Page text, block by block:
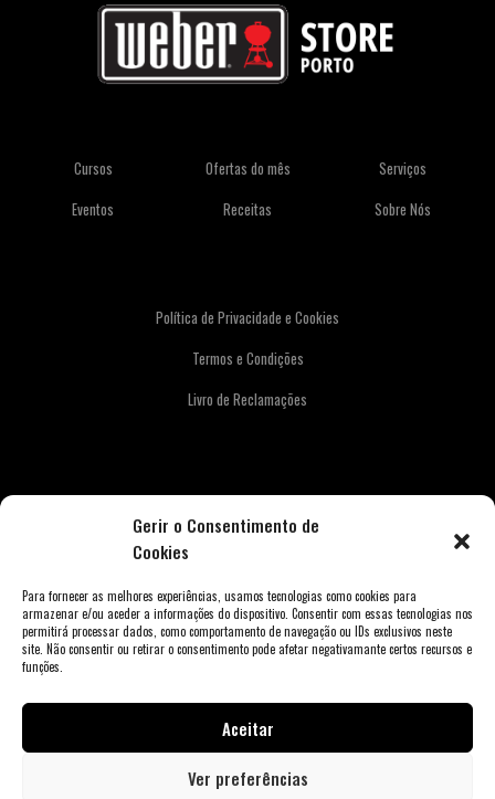
Gerir o Consentimento de
Cookies
Para fornecer as melhores experiências, usamos tecnologias como cookies para
armazenar e/ou aceder a informações do dispositivo. Consentir com essas tecnologias nos
permitirá processar dados, como comportamento de navegação ou IDs exclusivos neste
site. Não consentir ou retirar o consentimento pode afetar negativamante certos recursos e
funções.
Aceitar
Ver preferências
Cursos
Eventos
Ofertas do mês
Receitas
Serviços
Sobre Nós
Política de Privacidade e Cookies
Termos e Condições
Livro de Reclamações
Copyright © 2026 Weber Store Porto. Todos os direitos reservados.